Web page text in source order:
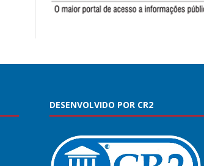
DESENVOLVIDO POR CR2